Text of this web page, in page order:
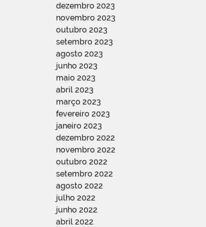
dezembro 2023
novembro 2023
outubro 2023
setembro 2023
agosto 2023
junho 2023
maio 2023
abril 2023
março 2023
fevereiro 2023
janeiro 2023
dezembro 2022
novembro 2022
outubro 2022
setembro 2022
agosto 2022
julho 2022
junho 2022
abril 2022